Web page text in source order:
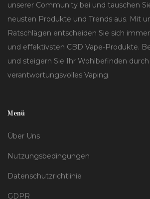
unserer Community bei und tauschen
neusten Produkte und Trends aus. Mit
Ratschlägen entscheiden Sie sich
und effektivsten CBD Vape-Produkte.
und steigern Sie Ihr Wohlbefinden durch
verantwortungsvolles Vaping.
Menü
Über Uns
Nutzungsbedingungen
Datenschutzrichtlinie
GDPR